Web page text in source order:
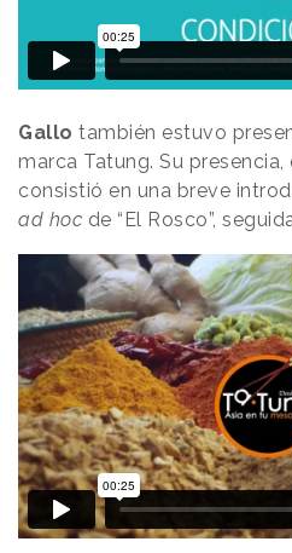
Gallo también estuvo
marca Tatung. Su
consistió en una breve
ad hoc de “El Rosco”,